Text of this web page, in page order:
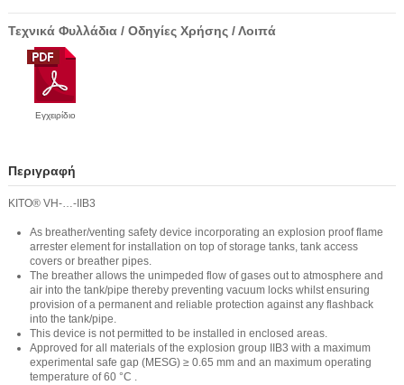
Τεχνικά Φυλλάδια / Οδηγίες Χρήσης / Λοιπά
Εγχειρίδιο
Περιγραφή
KITO® VH-…-IIB3
As breather/venting safety device incorporating an explosion proof flame
arrester element for installation on top of storage tanks, tank access
covers or breather pipes.
The breather allows the unimpeded flow of gases out to atmosphere and
air into the tank/pipe thereby preventing vacuum locks whilst ensuring
provision of a permanent and reliable protection against any flashback
into the tank/pipe.
This device is not permitted to be installed in enclosed areas.
Approved for all materials of the explosion group IIB3 with a maximum
experimental safe gap (MESG) ≥ 0.65 mm and an maximum operating
temperature of 60 °C .